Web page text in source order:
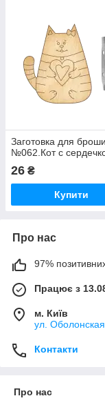
Заготовка для броши
№062.Кот с
26 ₴
Купити
Про нас
97% позитивних
Працює з
м. Київ
ул.
Контакти
Про нас